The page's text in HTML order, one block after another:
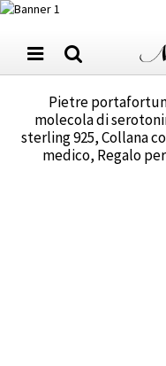
Pietre
molecola di
sterling 925, Collana
medico, Regalo